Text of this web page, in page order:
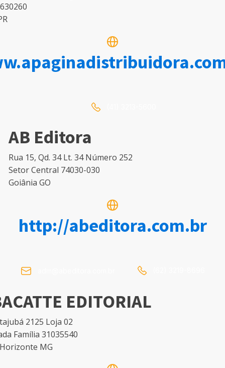
AB Editora
Rua 15, Qd. 34 Lt. 34 Número 252
Setor Central 74030-030
Goiânia GO
http://abeditora.com.br
EDITORIAL
2125 Loja 02
Família 31035540
MG